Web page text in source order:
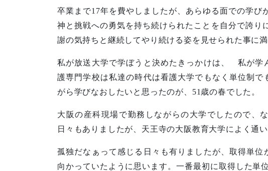
卒業まで17年を費やしましたが、あらゆる面での学び
神と挑戦への勇気を持ち続けられたことを自分で誇り
謝の気持ちと継続してやり続ける姿を見せられた事に満
私が放送大学で学ぼうと決めたきっかけは、 私が学
護専門学校は私達の時代は看護大学でもなく単位制
がら学びなおしたいと思ったのが、51歳の春でした。
大阪の産科現場で勤務しながらの大学でしたので、
日々もありましたが、天王寺の大阪教育大学によく通い
孤独だなぁって感じる日々も有りましたが、取得単位
向かっていたように思います。一番最初に取得した単